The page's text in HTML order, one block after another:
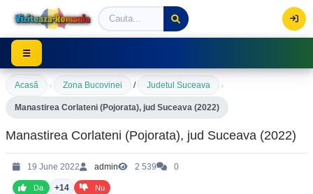
Viziteaza Romania | Obiective Turistice | Trasee
☰
Acasă › Zona Bucovinei / Judetul Suceava ›
Manastirea Corlateni (Pojorata), jud Suceava (2022)
Manastirea Corlateni (Pojorata), jud Suceava (2022)
19 June 2022 admin 2 539 0
Da +14 Nu